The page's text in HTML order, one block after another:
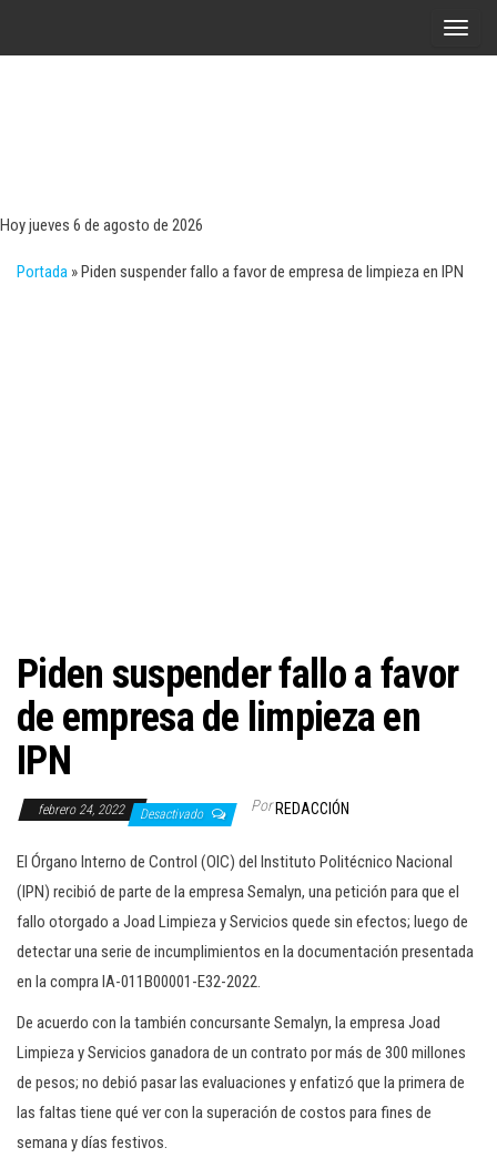
A
l
Hoy jueves 6 de agosto de 2026
Portada »Piden suspender fallo a favor de empresa de limpieza en IPN
Piden suspender fallo a favor
de empresa de limpieza en
IPN
febrero 24, 2022 Desactivado Por REDACCIÓN
El Órgano Interno de Control (OIC) del Instituto Politécnico Nacional
(IPN) recibió de parte de la empresa Semalyn, una petición para que el
fallo otorgado a Joad Limpieza y Servicios quede sin efectos; luego de
detectar una serie de incumplimientos en la documentación presentada
en la compra IA-011B00001-E32-2022.
De acuerdo con la también concursante Semalyn, la empresa Joad
Limpieza y Servicios ganadora de un contrato por más de 300 millones
de pesos; no debió pasar las evaluaciones y enfatizó que la primera de
las faltas tiene qué ver con la superación de costos para fines de
semana y días festivos.